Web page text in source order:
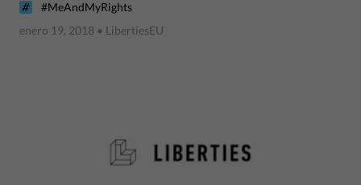
#MeAndMyRights
enero 19, 2018 • LibertiesEU